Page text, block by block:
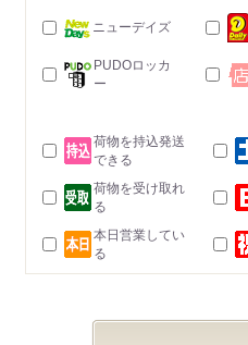
ニューデイズ
PUDOロッカ
ー
荷物を持込発送
できる
荷物を受け取れ
る
本日営業してい
る